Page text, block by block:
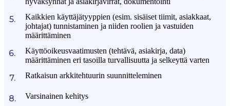
Kaikkien käyttäjätyyppien (esim. sisäiset tiimit, asiakkaat,
johtajat) tunnistaminen ja niiden roolien ja vastuiden
määrittäminen
Käyttöoikeusvaatimusten (tehtävä, asiakirja, data)
määrittäminen eri tasoilla turvallisuutta ja selkeyttä varten
Ratkaisun arkkitehtuurin suunnitteleminen
Varsinainen kehitys